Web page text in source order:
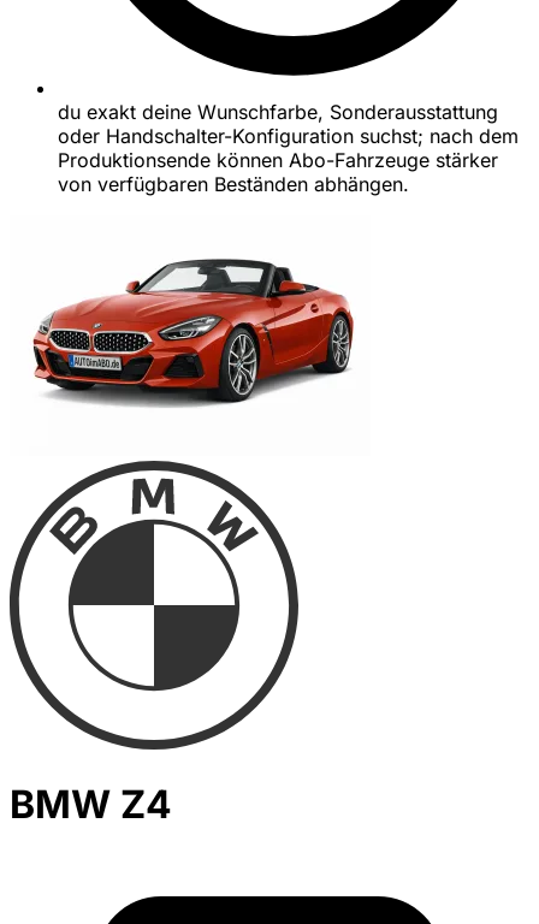
du exakt deine Wunschfarbe, Sonderausstattung
oder Handschalter-Konfiguration suchst; nach dem
Produktionsende können Abo-Fahrzeuge stärker
von verfügbaren Beständen abhängen.
BMW Z4